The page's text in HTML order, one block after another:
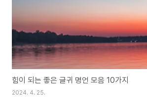
힘이 되는 좋은 글귀 명언 모음 10가지
2024. 4. 25.